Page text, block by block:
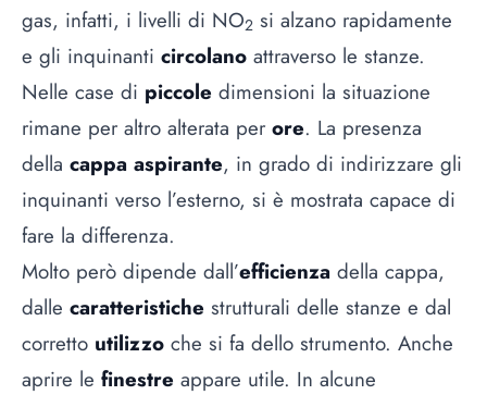
gas, infatti, i livelli di NO2 si alzano rapidamente
e gli inquinanti circolano attraverso le stanze.
Nelle case di piccole dimensioni la situazione
rimane per altro alterata per ore. La presenza
della cappa aspirante, in grado di indirizzare gli
inquinanti verso l’esterno, si è mostrata capace di
fare la differenza.
Molto però dipende dall’efficienza della cappa,
dalle caratteristiche strutturali delle stanze e dal
corretto utilizzo che si fa dello strumento. Anche
aprire le finestre appare utile. In alcune